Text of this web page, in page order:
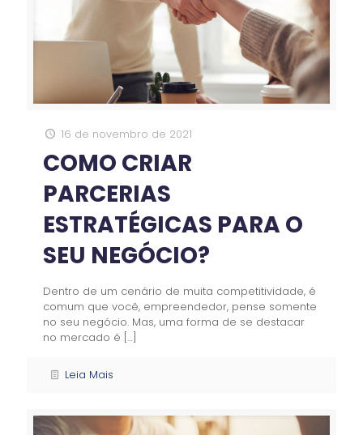
16 de novembro de 2021
COMO CRIAR
PARCERIAS
ESTRATÉGICAS PARA O
SEU NEGÓCIO?
Dentro de um cenário de muita competitividade, é
comum que você, empreendedor, pense somente
no seu negócio. Mas, uma forma de se destacar
no mercado é […]
Leia Mais